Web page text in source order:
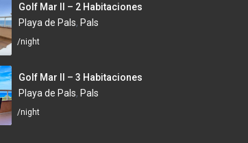
Golf Mar II – 2 Habitaciones
Playa de Pals, Pals
/night
Golf Mar II – 3 Habitaciones
Playa de Pals, Pals
/night